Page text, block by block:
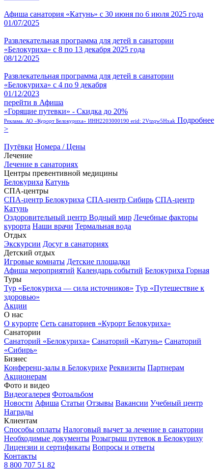
Афиша санатория «Катунь» с 30 июня по 6 июля 2025 года
01/07/2025
Развлекательная программа для детей в санатории
«Белокуриха» с 8 по 13 декабря 2025 года
08/12/2025
Развлекательная программа для детей в санатории
«Белокуриха» с 4 по 9 декабря
01/12/2023
перейти в Афиша
«Горящие путевки» - Скидка до 20%
Реклама. АО «Курорт Белокуриха» ИНН2203000190 erid: 2Vtzqw5Hxak Подробнее
>
Путёвки Номера / Цены
Лечение
Лечение в санаториях
Центры превентивной медицины
Белокуриха Катунь
СПА-центры
СПА-центр Белокуриха СПА-центр Сибирь СПА-центр
Катунь
Оздоровительный центр Водный мир Лечебные факторы
курорта Наши врачи Термальная вода
Отдых
Экскурсии Досуг в санаториях
Детский отдых
Игровые комнаты Детские площадки
Афиша мероприятий Календарь событий Белокуриха Горная
Туры
Тур «Белокуриха — сила источников» Тур «Путешествие к
здоровью»
Акции
О нас
О курорте Сеть санаториев «Курорт Белокуриха»
Санатории
Санаторий «Белокуриха» Санаторий «Катунь» Санаторий
«Сибирь»
Бизнес
Конференц-залы в Белокурихе Реквизиты Партнерам
Акционерам
Фото и видео
Видеогалерея Фотоальбом
Новости Афиша Статьи Отзывы Вакансии Учебный центр
Награды
Клиентам
Способы оплаты Налоговый вычет за лечение в санатории
Необходимые документы Розыгрыш путевок в Белокуриху
Лицензии и сертификаты Вопросы и ответы
Контакты
8 800 707 51 82